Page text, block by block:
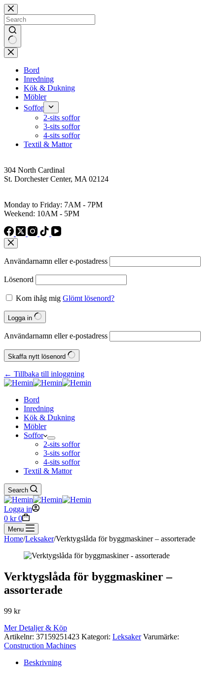
Skip
to
content
No
results
Bord
Inredning
Kök & Dukning
Möbler
Soffor
2-sits soffor
3-sits soffor
4-sits soffor
Textil & Mattor
304 North Cardinal
St. Dorchester Center, MA 02124
Monday to Friday: 7AM - 7PM
Weekend: 10AM - 5PM
Användarnamn eller e‑postadress
Lösenord
Kom ihåg mig Glömt lösenord?
Logga in
Användarnamn eller e‑postadress
Skaffa nytt lösenord
← Tillbaka till inloggning
Bord
Inredning
Kök & Dukning
Möbler
Soffor
2-sits soffor
3-sits soffor
4-sits soffor
Textil & Mattor
Search
Logga in
Shopping
cart
0 kr 0
Menu
Home/Leksaker/Verktygslåda för byggmaskiner – assorterade
Verktygslåda för byggmaskiner –
assorterade
99 kr
Mer Detaljer & Köp
Artikelnr: 37159251423 Kategori: Leksaker Varumärke:
Construction Machines
Beskrivning